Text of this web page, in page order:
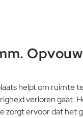
helpt om ruimte
verloren gaat.
zorgt ervoor dat het